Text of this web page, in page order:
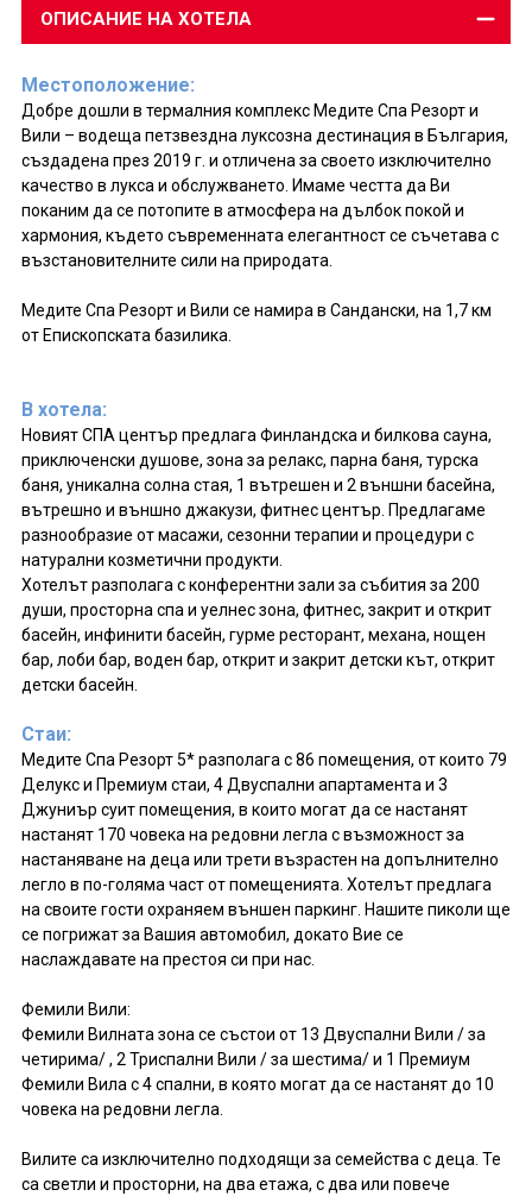
ОПИСАНИЕ НА ХОТЕЛА
Местоположение:
Добре дошли в термалния комплекс Медите Спа Резорт и
Вили – водеща петзвездна луксозна дестинация в България,
създадена през 2019 г. и отличена за своето изключително
качество в лукса и обслужването. Имаме честта да Ви
поканим да се потопите в атмосфера на дълбок покой и
хармония, където съвременната елегантност се съчетава с
възстановителните сили на природата.
Медите Спа Резорт и Вили се намира в Сандански, на 1,7 км
от Епископската базилика.
В хотела:
Новият СПА център предлага Финландска и билкова сауна,
приключенски душове, зона за релакс, парна баня, турска
баня, уникална солна стая, 1 вътрешен и 2 външни басейна,
вътрешно и външно джакузи, фитнес център. Предлагаме
разнообразие от масажи, сезонни терапии и процедури с
натурални козметични продукти.
Хотелът разполага с конферентни зали за събития за 200
души, просторна спа и уелнес зона, фитнес, закрит и открит
басейн, инфинити басейн, гурме ресторант, механа, нощен
бар, лоби бар, воден бар, открит и закрит детски кът, открит
детски басейн.
Стаи:
Медите Спа Резорт 5* разполага с 86 помещения, от които 79
Делукс и Премиум стаи, 4 Двуспални апартамента и 3
Джуниър суит помещения, в които могат да се настанят
настанят 170 човека на редовни легла с възможност за
настаняване на деца или трети възрастен на допълнително
легло в по-голяма част от помещенията. Хотелът предлага
на своите гости охраняем външен паркинг. Нашите пиколи ще
се погрижат за Вашия автомобил, докато Вие се
наслаждавате на престоя си при нас.
Фемили Вили:
Фемили Вилната зона се състои от 13 Двуспални Вили / за
четирима/ , 2 Триспални Вили / за шестима/ и 1 Премиум
Фемили Вила с 4 спални, в която могат да се настанят до 10
човека на редовни легла.
Вилите са изключително подходящи за семейства с деца. Те
са светли и просторни, на два етажа, с два или повече